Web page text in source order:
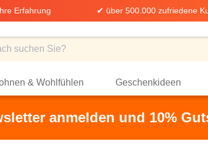
Erfahrung ✔ über 500.000 zufriedene
& Wohlfühlen Geschenkideen
anmelden und 10%